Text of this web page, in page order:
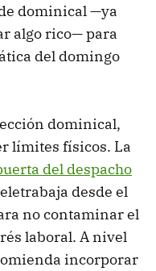
dominical —ya
algo rico— para
del domingo
dominical,
límites físicos. La
del despacho
desde el
no contaminar el
laboral. A nivel
incorporar